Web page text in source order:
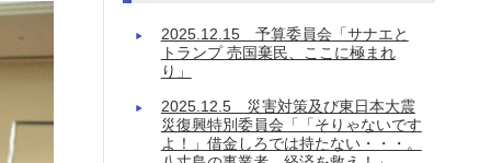
2025.12.15 予算委員会「サナエと
トランプ 売国棄民、ここに極まれ
り」
2025.12.5 災害対策及び東日本大震
災復興特別委員会「「そりゃないです
よ！」借金しろでは持たない・・・。